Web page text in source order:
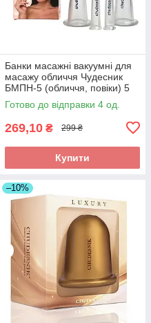
Банки масажні вакуумні для
масажу обличчя Чудесник
БМПН-5 (обличчя, повіки) 5
шт
Готово до відправки 4 од.
269,10 ₴ 299 ₴
Купити
–10%